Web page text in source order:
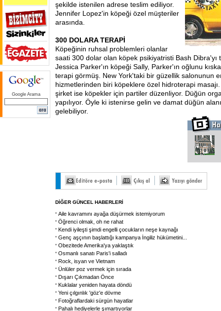
Google Arama
şekilde istenilen adrese teslim ediliyor.
Jennifer Lopez'in köpeği özel müşteriler
arasında.
300 DOLARA TERAPİ
Köpeğinin ruhsal problemleri olanlar
saati 300 dolar olan köpek psikiyatristi Bash Dibra'yı
Jessica Parker'ın köpeği Sally, Parker'ın oğlunu
terapi görmüş. New York'taki bir güzellik salonunun
hizmetlerinden biri köpeklere özel hidroterapi
şirket ise köpekler için partiler düzenliyor. Düğün
yapılıyor. Öyle ki istenirse gelin ve damat düğün
gelebiliyor.
DİĞER GÜNCEL HABERLERİ
Aile kavramını ayağa düşürmek istemiyorum
Öğrenci olmak, oh ne rahat
Kendi iyileşti şimdi engelli çocukların neşe kaynağı
Genç aşçının başlattığı kampanya İngiliz hükümetini
Obezitede Amerika'ya yaklaştık
Osmanlı sanatı Paris'i salladı
Rock, isyan ve Vietnam
Ünlüler poz vermek için sırada
Dışarı Çıkmadan Önce
Kuklalar yeniden hayata döndü
Yeni çılgınlık 'göz'e dövme
Fotoğraflardaki sürgün hayatlar
Pahalı hediyelerle şımartıyorlar